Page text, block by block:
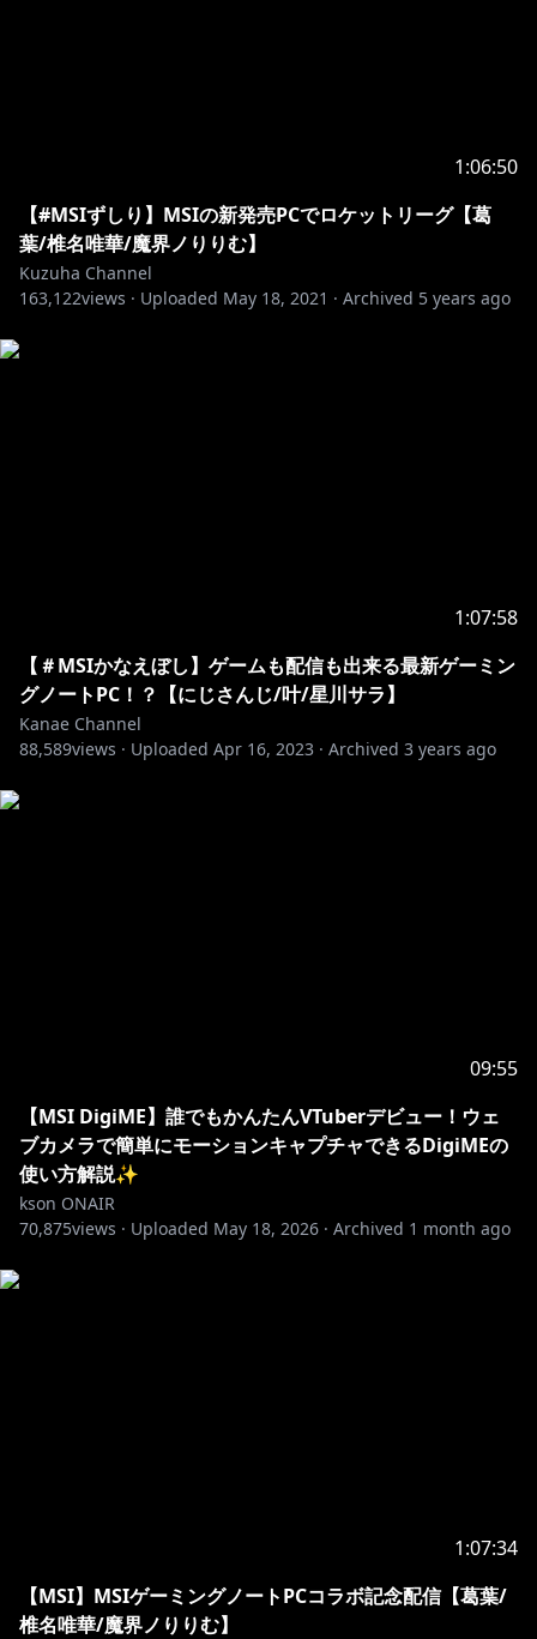
1:06:50
【#MSIずしり】MSIの新発売PCでロケットリーグ【葛
葉/椎名唯華/魔界ノりりむ】
Kuzuha Channel
163,122views · Uploaded May 18, 2021 · Archived 5 years ago
1:07:58
【＃MSIかなえぼし】ゲームも配信も出来る最新ゲーミン
グノートPC！？【にじさんじ/叶/星川サラ】
Kanae Channel
88,589views · Uploaded Apr 16, 2023 · Archived 3 years ago
09:55
【MSI DigiME】誰でもかんたんVTuberデビュー！ウェ
ブカメラで簡単にモーションキャプチャできるDigiMEの
使い方解説✨
kson ONAIR
70,875views · Uploaded May 18, 2026 · Archived 1 month ago
1:07:34
【MSI】MSIゲーミングノートPCコラボ記念配信【葛葉/
椎名唯華/魔界ノりりむ】